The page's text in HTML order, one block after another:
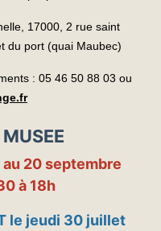
17000, 2 rue saint
du port (quai Maubec)
: 05 46 50 88 03 ou
au 20 septembre
à 18h
le jeudi 30 juillet